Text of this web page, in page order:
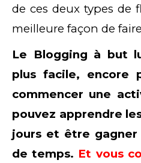
de ces deux types de
meilleure façon de
Le Blogging à but
plus facile, encore
commencer une
pouvez apprendre
jours et être gagner
de temps. Et vous